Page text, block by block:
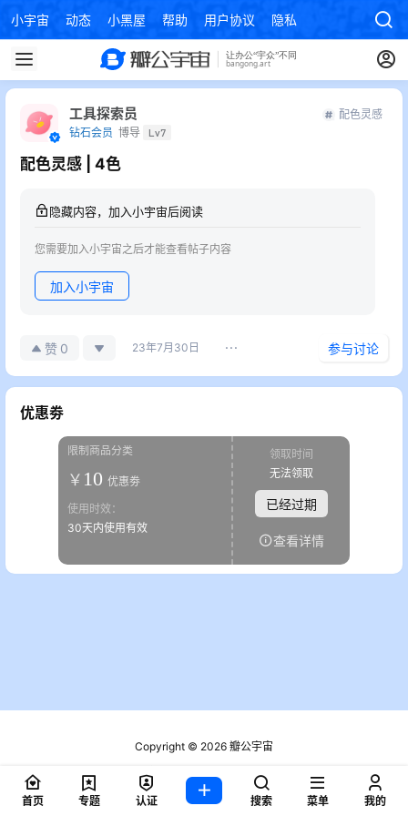
小宇宙 动态 小黑屋 帮助 用户协议 隐私政策
工具探索员
钻石会员 博导 Lv7
配色灵感
配色灵感 | 4色
隐藏内容，加入小宇宙后阅读
您需要加入小宇宙之后才能查看帖子内容
加入小宇宙
赞 0 23年7月30日 参与讨论
优惠劵
限制商品分类
￥ 10 优惠劵
使用时效：
30天内使用有效
领取时间
无法领取
已经过期
查看详情
Copyright © 2026 瓣公宇宙
粤ICP备2021076721号
查询 2 次，耗时 0.1742 秒
首页 专题 认证 搜索 菜单 我的